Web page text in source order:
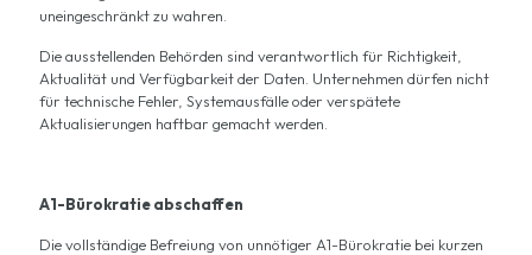
uneingeschränkt zu wahren.
Die ausstellenden Behörden sind verantwortlich für Richtigkeit,
Aktualität und Verfügbarkeit der Daten. Unternehmen dürfen nicht
für technische Fehler, Systemausfälle oder verspätete
Aktualisierungen haftbar gemacht werden.
A1-Bürokratie abschaffen
Die vollständige Befreiung von unnötiger A1-Bürokratie bei kurzen